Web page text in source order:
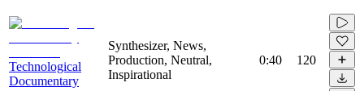
Technological
Documentary
Synthesizer, News,
Production, Neutral,
Inspirational
0:40 120